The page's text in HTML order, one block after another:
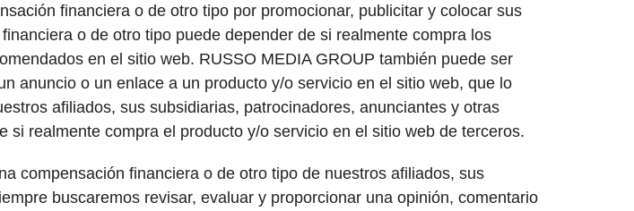
financiera o de otro tipo por promocionar, publicitar y colocar sus
o de otro tipo puede depender de si realmente compra los
en el sitio web. RUSSO MEDIA GROUP también puede ser
anuncio o un enlace a un producto y/o servicio en el sitio web, que lo
afiliados, sus subsidiarias, patrocinadores, anunciantes y otras
realmente compra el producto y/o servicio en el sitio web de terceros.
compensación financiera o de otro tipo de nuestros afiliados, sus
buscaremos revisar, evaluar y proporcionar una opinión, comentario